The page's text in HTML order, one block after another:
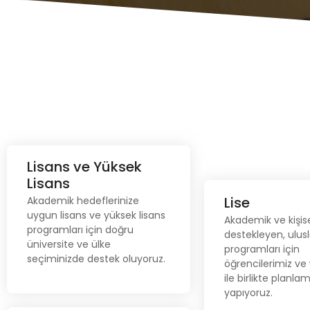
Lisans ve Yüksek
Lisans
Akademik hedeflerinize
uygun lisans ve yüksek lisans
programları için doğru
üniversite ve ülke
seçiminizde destek oluyoruz.
Lisans ve Yüksek Lisans
Akademik hedeflerinize uygun
lisans ve yüksek lisans
programları için doğru
üniversite ve ülke seçiminizde
destek oluyoruz.
Lise
Akademik ve
destekleyen,
programları için
öğrencilerimiz ve
ile birlikte
yapıyoruz.
Lise
Akademik ve
destekleyen,
programları için
ve velilerimiz
planlama